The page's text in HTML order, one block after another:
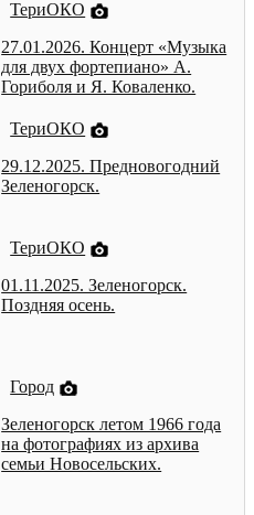
ТериОКО
27.01.2026. Концерт «Музыка
для двух фортепиано» А.
Гориболя и Я. Коваленко.
ТериОКО
29.12.2025. Предновогодний
Зеленогорск.
ТериОКО
01.11.2025. Зеленогорск.
Поздняя осень.
Город
Зеленогорск летом 1966 года
на фотографиях из архива
семьи Новосельских.